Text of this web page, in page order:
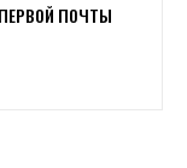
ПОЧТЫ